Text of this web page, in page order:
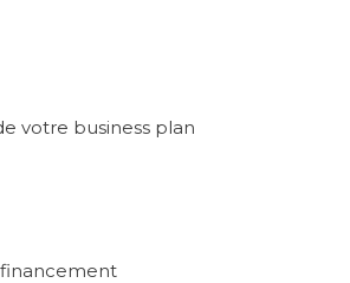
votre business plan